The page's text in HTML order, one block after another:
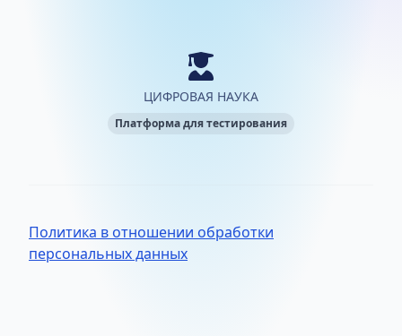
ЦИФРОВАЯ НАУКА
Платформа для тестирования
Политика в отношении обработки
персональных данных